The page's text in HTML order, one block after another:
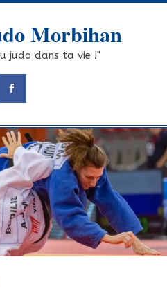
Morbihan
judo dans ta vie !"